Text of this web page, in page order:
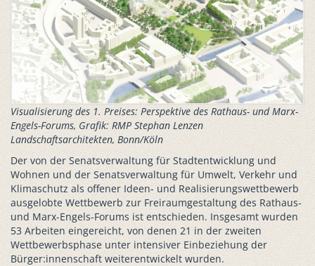
Visualisierung des 1. Preises: Perspektive des Rathaus- und Marx-
Engels-Forums, Grafik: RMP Stephan Lenzen
Landschaftsarchitekten, Bonn/Köln
Der von der Senatsverwaltung für Stadtentwicklung und
Wohnen und der Senatsverwaltung für Umwelt, Verkehr und
Klimaschutz als offener Ideen- und Realisierungswettbewerb
ausgelobte Wettbewerb zur Freiraumgestaltung des Rathaus-
und Marx-Engels-Forums ist entschieden. Insgesamt wurden
53 Arbeiten eingereicht, von denen 21 in der zweiten
Wettbewerbsphase unter intensiver Einbeziehung der
Bürger:innenschaft weiterentwickelt wurden.